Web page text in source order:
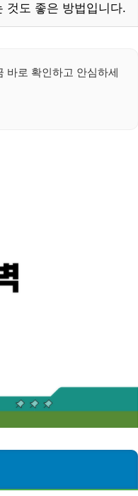
것도 좋은 방법입니다.
바로 확인하고 안심하세